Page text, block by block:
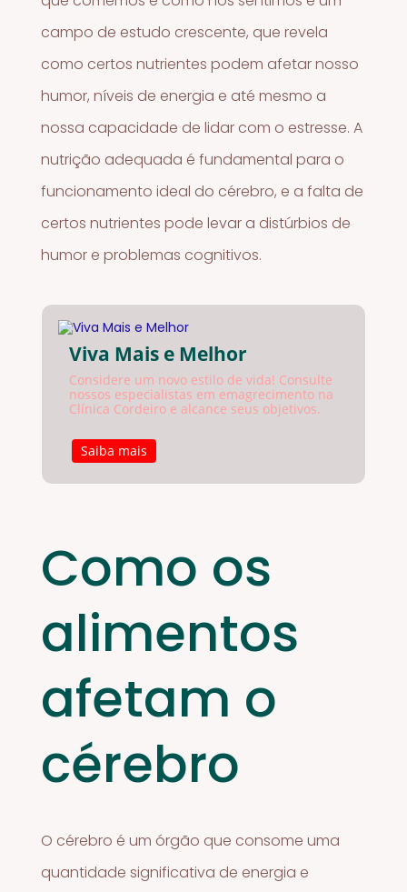
campo de estudo crescente, que revela
como certos nutrientes podem afetar nosso
humor, níveis de energia e até mesmo a
nossa capacidade de lidar com o estresse. A
nutrição adequada é fundamental para o
funcionamento ideal do cérebro, e a falta de
certos nutrientes pode levar a distúrbios de
humor e problemas cognitivos.
Viva Mais e Melhor
Considere um novo estilo de vida! Consulte
nossos especialistas em emagrecimento na
Clínica Cordeiro e alcance seus objetivos.
Saiba mais
Como os
alimentos
afetam o
cérebro
O cérebro é um órgão que consome uma
quantidade significativa de energia e